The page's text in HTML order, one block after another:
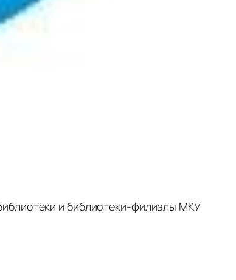
и библиотеки-филиалы МКУ